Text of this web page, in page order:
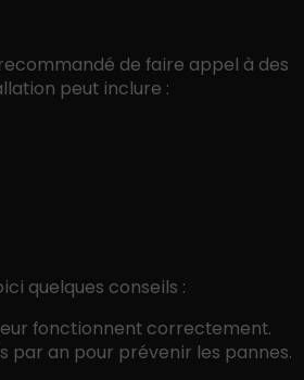
de faire appel à des
peut inclure :
quelques conseils :
fonctionnent correctement.
par an pour prévenir les pannes.